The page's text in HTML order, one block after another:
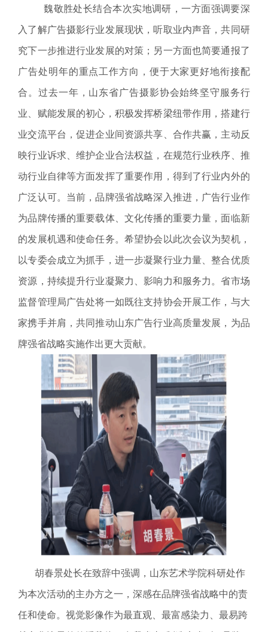
魏敬胜处长结合本次实地调研，一方面强调要深
入了解广告摄影行业发展现状，听取业内声音，共同研
究下一步推进行业发展的对策；另一方面也简要通报了
广告处明年的重点工作方向，便于大家更好地衔接配
合。过去一年，山东省广告摄影协会始终坚守服务行
业、赋能发展的初心，积极发挥桥梁纽带作用，搭建行
业交流平台，促进企业间资源共享、合作共赢，主动反
映行业诉求、维护企业合法权益，在规范行业秩序、推
动行业自律等方面发挥了重要作用，得到了行业内外的
广泛认可。当前，品牌强省战略深入推进，广告行业作
为品牌传播的重要载体、文化传播的重要力量，面临新
的发展机遇和使命任务。希望协会以此次会议为契机，
以专委会成立为抓手，进一步凝聚行业力量、整合优质
资源，持续提升行业凝聚力、影响力和服务力。省市场
监督管理局广告处将一如既往支持协会开展工作，与大
家携手并肩，共同推动山东广告行业高质量发展，为品
牌强省战略实施作出更大贡献。
胡春景处长在致辞中强调，山东艺术学院科研处作
为本次活动的主办方之一，深感在品牌强省战略中的责
任和使命。视觉影像作为最直观、最富感染力、最易跨